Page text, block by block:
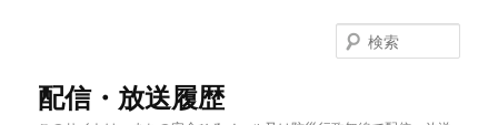
配信・放送履歴
索